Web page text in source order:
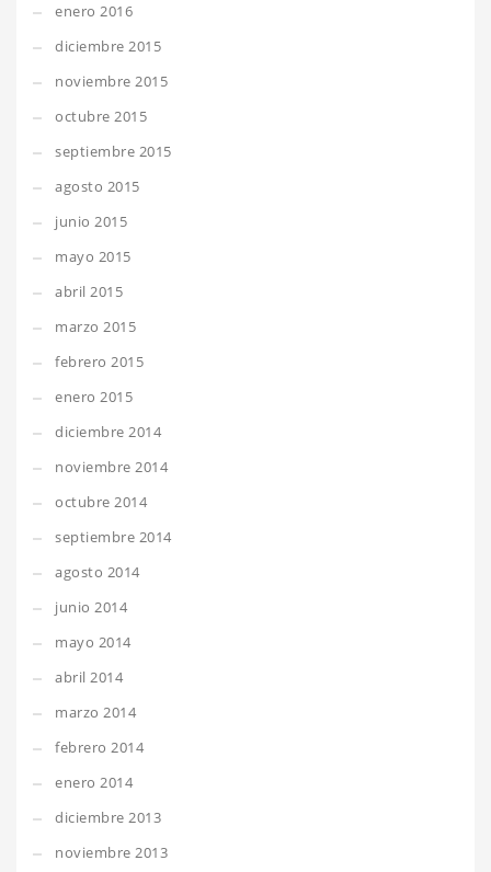
enero 2016
diciembre 2015
noviembre 2015
octubre 2015
septiembre 2015
agosto 2015
junio 2015
mayo 2015
abril 2015
marzo 2015
febrero 2015
enero 2015
diciembre 2014
noviembre 2014
octubre 2014
septiembre 2014
agosto 2014
junio 2014
mayo 2014
abril 2014
marzo 2014
febrero 2014
enero 2014
diciembre 2013
noviembre 2013